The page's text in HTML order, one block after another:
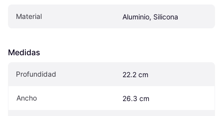
Material Aluminio, Silicona
Medidas
Profundidad 22.2 cm
Ancho 26.3 cm